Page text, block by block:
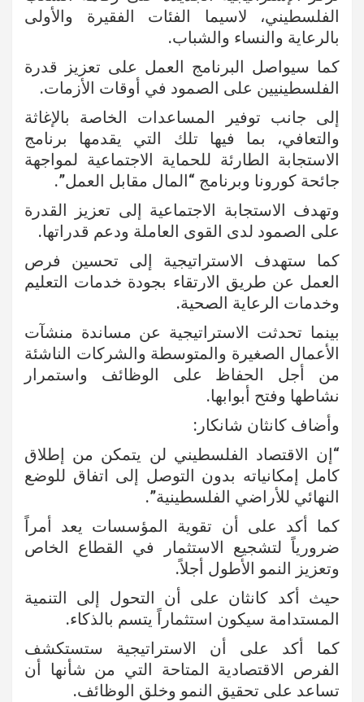
الفلسطيني، لاسيما الفئات الفقيرة والأولى
بالرعاية والنساء والشباب.
كما سيواصل البرنامج العمل على تعزيز قدرة
الفلسطينيين على الصمود في أوقات الأزمات.
إلى جانب توفير المساعدات الخاصة بالإغاثة
والتعافي، بما فيها تلك التي يقدمها برنامج
الاستجابة الطارئة للحماية الاجتماعية لمواجهة
جائحة كورونا وبرنامج “المال مقابل العمل”.
وتهدف الاستجابة الاجتماعية إلى تعزيز القدرة
على الصمود لدى القوى العاملة ودعم قدراتها.
كما ستهدف الاستراتيجية إلى تحسين فرص
العمل عن طريق الارتقاء بجودة خدمات التعليم
وخدمات الرعاية الصحية.
بينما تحدثت الاستراتيجية عن مساندة منشآت
الأعمال الصغيرة والمتوسطة والشركات الناشئة
من أجل الحفاظ على الوظائف واستمرار
نشاطها وفتح أبوابها.
وأضاف كانثان شانكار:
“إن الاقتصاد الفلسطيني لن يتمكن من إطلاق
كامل إمكانياته بدون التوصل إلى اتفاق للوضع
النهائي للأراضي الفلسطينية”.
كما أكد على أن تقوية المؤسسات يعد أمراً
ضرورياً لتشجيع الاستثمار في القطاع الخاص
وتعزيز النمو الأطول أجلاً.
حيث أكد كانثان على أن التحول إلى التنمية
المستدامة سيكون استثماراً يتسم بالذكاء.
كما أكد على أن الاستراتيجية ستستكشف
الفرص الاقتصادية المتاحة التي من شأنها أن
تساعد على تحقيق النمو وخلق الوظائف.